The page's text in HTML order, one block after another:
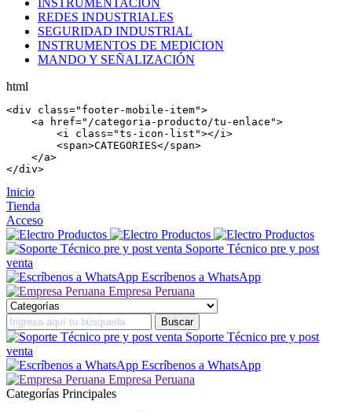
REDES INDUSTRIALES
SEGURIDAD INDUSTRIAL
INSTRUMENTOS DE MEDICION
MANDO Y SEÑALIZACIÓN
html
<div class="footer-mobile-item">
    <
a href="/categoria-producto/tu-enlace">
        <
i class="ts-icon-list"></i >
        <
span>CATEGORIES</span>
    </
a>
</div>
Inicio
Tienda
Acceso
Soporte Técnico pre y post
venta
Escríbenos a WhatsApp
Empresa Peruana
Soporte Técnico pre y post
venta
Escríbenos a WhatsApp
Empresa Peruana
Categorías Principales